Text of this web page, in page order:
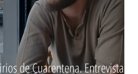
de Cuarentena. Entrevista a